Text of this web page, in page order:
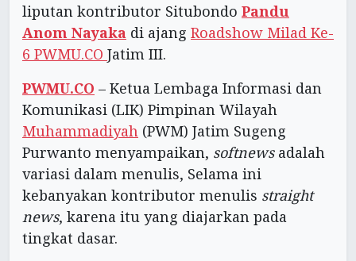
liputan kontributor Situbondo Pandu
Anom Nayaka di ajang Roadshow Milad Ke-
6 PWMU.CO Jatim III.
PWMU.CO – Ketua Lembaga Informasi dan
Komunikasi (LIK) Pimpinan Wilayah
Muhammadiyah (PWM) Jatim Sugeng
Purwanto menyampaikan, softnewsadalah
variasi dalam menulis, Selama ini
kebanyakan kontributor menulis straight
news, karena itu yang diajarkan pada
tingkat dasar.